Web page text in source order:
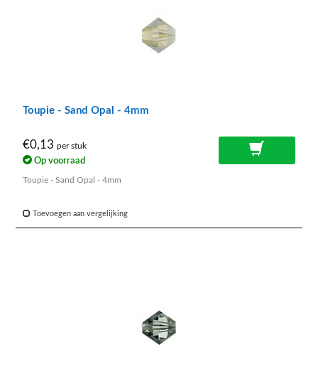
Toupie - Sand Opal - 4mm
€0,13 per stuk
Op voorraad
Toupie - Sand Opal - 4mm
Toevoegen aan vergelijking